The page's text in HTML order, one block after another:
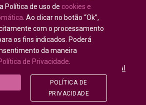
reservados © 2020 - 2025
U-INTOSAI
para Comunidade da INTOSAI
of the Russian Federation
Política de uso de cookies e
. Ao clicar no botão “Ok”,
com o processamento
os fins indicados. Poderá
da maneira
de Privacidade
POLÍTICA DE
PRIVACIDADE